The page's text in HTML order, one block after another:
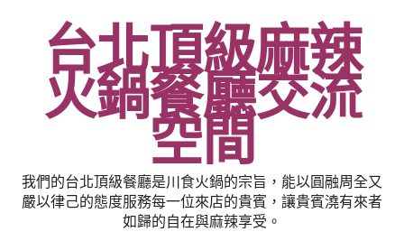
台北頂級麻辣
火鍋餐廳交流
空間
我們的台北頂級餐廳是川食火鍋的宗旨，能以圓融周全又
嚴以律己的態度服務每一位來店的貴賓，讓貴賓澆有來者
如歸的自在與麻辣享受。